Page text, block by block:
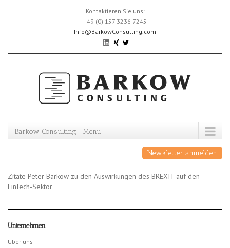
Kontaktieren Sie uns:
+49 (0) 157 3236 7245
Info@BarkowConsulting.com
Barkow Consulting | Menu
Newsletter anmelden
Zitate Peter Barkow zu den Auswirkungen des BREXIT auf den
FinTech-Sektor
Unternehmen
Über uns